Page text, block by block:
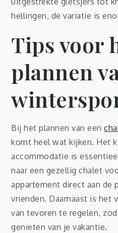
hellingen, de variatie is
Tips voor
plannen
Bij het plannen van een
komt heel wat kijken. Het
accommodatie is
naar een gezellig chalet
appartement direct aan de
vrienden. Daarnaast is het
van tevoren te regelen,
genieten van je vakantie.